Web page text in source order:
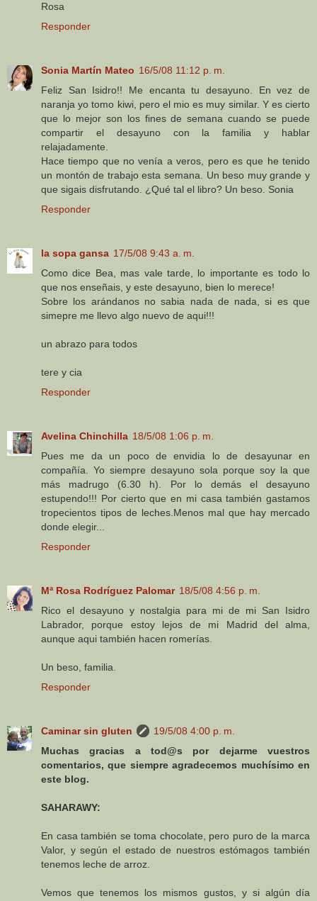
Rosa
Responder
Sonia Martín Mateo 16/5/08 11:12 p. m.
Feliz San Isidro!! Me encanta tu desayuno. En vez de
naranja yo tomo kiwi, pero el mio es muy similar. Y es cierto
que lo mejor son los fines de semana cuando se puede
compartir el desayuno con la familia y hablar
relajadamente.
Hace tiempo que no venía a veros, pero es que he tenido
un montón de trabajo esta semana. Un beso muy grande y
que sigais disfrutando. ¿Qué tal el libro? Un beso. Sonia
Responder
la sopa gansa 17/5/08 9:43 a. m.
Como dice Bea, mas vale tarde, lo importante es todo lo
que nos enseñais, y este desayuno, bien lo merece!
Sobre los arándanos no sabia nada de nada, si es que
simepre me llevo algo nuevo de aqui!!!
un abrazo para todos
tere y cia
Responder
Avelina Chinchilla 18/5/08 1:06 p. m.
Pues me da un poco de envidia lo de desayunar en
compañía. Yo siempre desayuno sola porque soy la que
más madrugo (6.30 h). Por lo demás el desayuno
estupendo!!! Por cierto que en mi casa también gastamos
tropecientos tipos de leches.Menos mal que hay mercado
donde elegir...
Responder
Mª Rosa Rodríguez Palomar 18/5/08 4:56 p. m.
Rico el desayuno y nostalgia para mi de mi San Isidro
Labrador, porque estoy lejos de mi Madrid del alma,
aunque aqui también hacen romerías.
Un beso, familia.
Responder
Caminar sin gluten
19/5/08 4:00 p. m.
Muchas gracias a tod@s por dejarme vuestros
comentarios, que siempre agradecemos muchísimo en
este blog.
SAHARAWY:
En casa también se toma chocolate, pero puro de la marca
Valor, y según el estado de nuestros estómagos también
tenemos leche de arroz.
Vemos que tenemos los mismos gustos, y si algún día